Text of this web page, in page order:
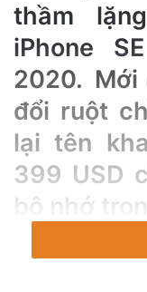
thầm
iPhone
2020.
đổi ruột
lại tên
399 USD
bộ nhớ
hãng tại